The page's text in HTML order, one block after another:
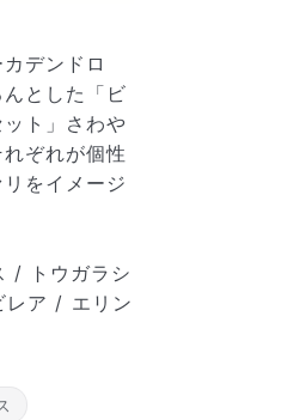
を施し、専用
っとまとめ
による折れや
デンドロ
とした「ビ
ト」さわや
ぞれが個性
をイメージ
/ トウガラシ
ア / エリン